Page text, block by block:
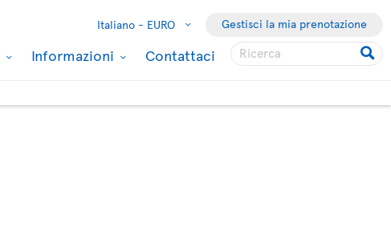
Italiano - EURO Gestisci la mia prenotazione
Informazioni Contattaci